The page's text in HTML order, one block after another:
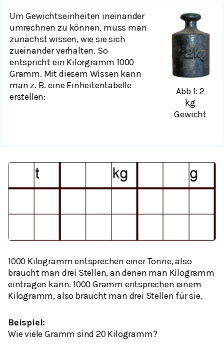
Um Gewichtseinheiten ineinander
umrechnen zu können, muss man
zunächst wissen, wie sie sich
zueinander verhalten. So
entspricht ein Kilorgramm 1000
Gramm. Mit diesem Wissen kann
man z. B. eine Einheitentabelle
erstellen:
Abb 1: 2
kg
Gewicht
1000 Kilogramm entsprechen einer Tonne, also
braucht man drei Stellen, an denen man Kilogramm
eintragen kann. 1000 Gramm entsprechen einem
Kilogramm, also braucht man drei Stellen für sie.
Beispiel:
Wie viele Gramm sind 20 Kilogramm?